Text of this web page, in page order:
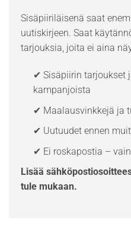
Sisäpiiriläisenä saat
uutiskirjeen. Saat
tarjouksia, joita ei aina
✔ Sisäpiirin tarjoukset
kampanjoista
✔ Maalausvinkkejä ja
✔ Uutuudet ennen
✔ Ei roskapostia –
Lisää
tule mukaan.